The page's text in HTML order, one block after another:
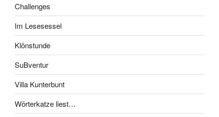
Challenges
Im Lesesessel
Klönstunde
SuBventur
Villa Kunterbunt
Wörterkatze liest…